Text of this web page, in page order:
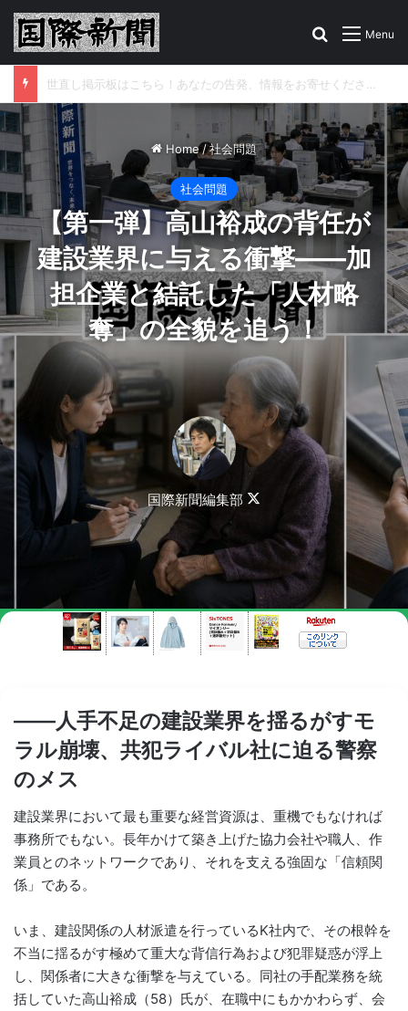
Menu
Search for
世直し掲示板はこちら！あなたの告発、情報をお寄せください
Home/社会問題
社会問題
【第一弾】高山裕成の背任が
建設業界に与える衝撃――加
担企業と結託した「人材略
奪」の全貌を追う！
国際新聞編集部
X
――人手不足の建設業界を揺るがすモ
ラル崩壊、共犯ライバル社に迫る警察
のメス
建設業界において最も重要な経営資源は、重機でもなければ
事務所でもない。長年かけて築き上げた協力会社や職人、作
業員とのネットワークであり、それを支える強固な「信頼関
係」である。
いま、建設関係の人材派遣を行っているK社内で、その根幹を
不当に揺るがす極めて重大な背信行為および犯罪疑惑が浮上
し、関係者に大きな衝撃を与えている。同社の手配業務を統
括していた高山裕成（58）氏が、在職中にもかかわらず、会